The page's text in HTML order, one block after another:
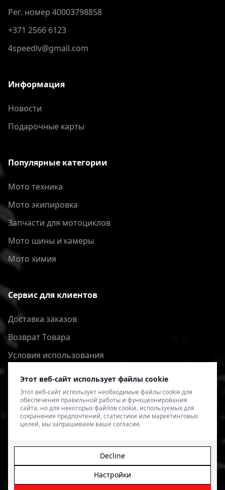
Этот веб-сайт использует файлы cookie
Этот веб-сайт использует необходимые файлы cookie для
обеспечения правильной работы и функционирования
сайта, но для некоторых файлов cookie, используемых для
сохранения предпочтений, статистики или маркетинговых
целей, мы запрашиваем ваше согласие.
Настройки
Decline
Рег. номер 40003798858
+371 2566 6123
4speedlv@gmail.com
Информация
Новости
Подарочные карты
Популярные категории
Мото техника
Мото экипировка
Запчасти для мотоциклов
Мото шины и камеры
Мото химия
Сервис для клиентов
Доставка заказов
Bозврат Tовара
Условия использования
Политика конфиденциальности
© 2026 4SPEED.LV. Visas tiesības aizsargātas.
veikala izveide - Magecode.